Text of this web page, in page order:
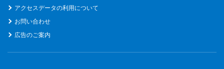
アクセスデータの利用について
お問い合わせ
広告のご案内